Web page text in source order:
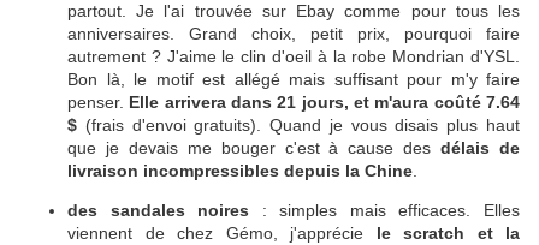
partout. Je l'ai trouvée sur Ebay comme pour tous les
anniversaires. Grand choix, petit prix, pourquoi faire
autrement ? J'aime le clin d'oeil à la robe Mondrian d'YSL.
Bon là, le motif est allégé mais suffisant pour m'y faire
penser. Elle arrivera dans 21 jours, et m'aura coûté 7.64
$ (frais d'envoi gratuits). Quand je vous disais plus haut
que je devais me bouger c'est à cause desdélais de
livraison incompressibles depuis la Chine
des sandales noires : simples mais efficaces. Elles
viennent de chez Gémo, j'apprécie le scratch et la